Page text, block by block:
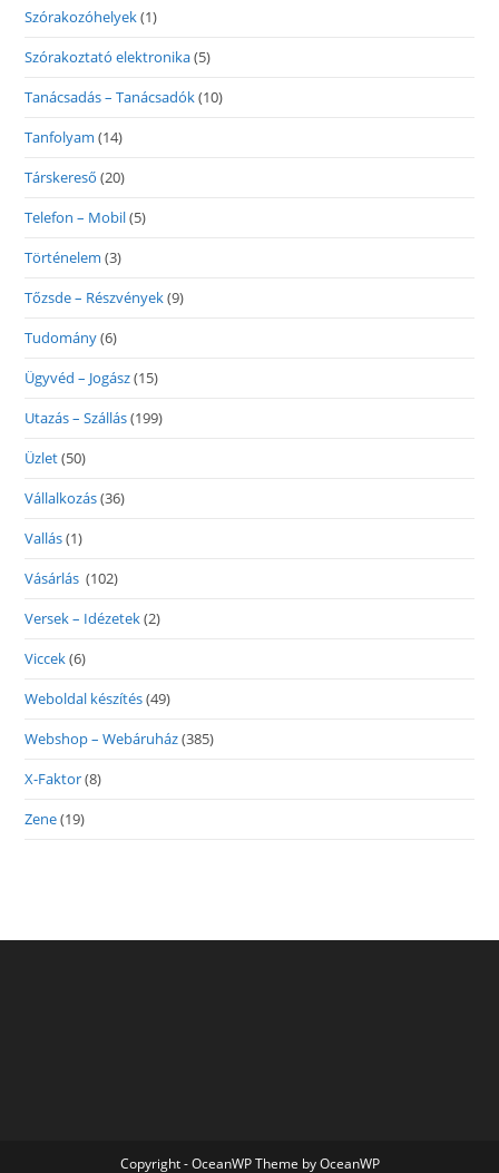
Szórakozóhelyek(1)
Szórakoztató elektronika(5)
Tanácsadás – Tanácsadók(10)
Tanfolyam (14)
Társkereső (20)
Telefon – Mobil(5)
Történelem (3)
Tőzsde – Részvények(9)
Tudomány(6)
Ügyvéd – Jogász(15)
Utazás – Szállás(199)
Üzlet(50)
Vállalkozás(36)
Vallás(1)
Vásárlás (102)
Versek – Idézetek(2)
Viccek(6)
Weboldal készítés(49)
Webshop – Webáruház(385)
X-Faktor(8)
Zene(19)
Copyright - OceanWP Theme by OceanWP